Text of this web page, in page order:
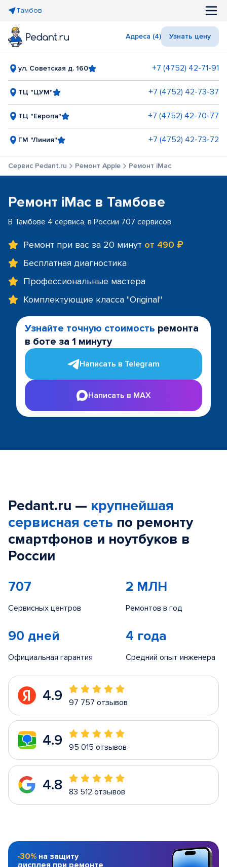
Тамбов
Адреса (4) Узнать цену
ул. Советская д. 160 +7 (4752) 42-71-91
ТЦ "ЦУМ" +7 (4752) 42-73-37
ТЦ "Европа" +7 (4752) 42-70-77
ГМ "Линия" +7 (4752) 42-73-72
Сервис Pedant.ru Ремонт Apple Ремонт iMac
Ремонт iMac в Тамбове
В Тамбове 4 сервиса, в России 707 сервисов
Ремонт при вас за 20 минут от 490 ₽
Бесплатная диагностика
Профессиональные мастера
Комплектующие класса "Original"
Узнайте точную стоимость ремонта
в боте за 1 минуту
Написать в Telegram
Написать в MAX
Pedant.ru — крупнейшая
сервисная сеть по ремонту
смартфонов и ноутбуков в
России
707
Сервисных центров
2 МЛН
Ремонтов в год
90 дней
Официальная гарантия
4 года
Средний опыт инженера
4.9 97 757 отзывов
4.9 95 015 отзывов
4.8 83 512 отзывов
-30% на защиту
дисплея при ремонте